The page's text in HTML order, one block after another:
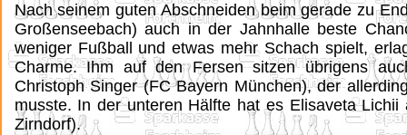
Nach seinem guten Abschneiden beim gerade zu
Großenseebach) auch in der Jahnhalle beste
weniger Fußball und etwas mehr Schach spielt,
Charme. Ihm auf den Fersen sitzen übrigens
Christoph Singer (FC Bayern München), der
musste. In der unteren Hälfte hat es Elisaveta
Zirndorf).